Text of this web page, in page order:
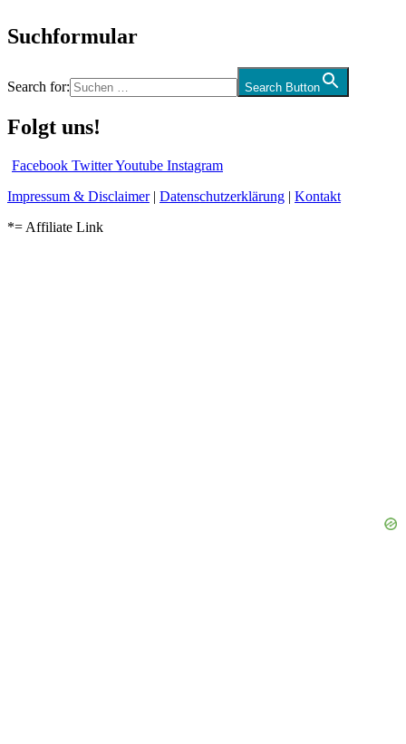
Suchformular
Search for: Search Button
Folgt uns!
Facebook TwitterYoutube Instagram
Impressum & Disclaimer| Datenschutzerklärung | Kontakt
*= Affiliate Link